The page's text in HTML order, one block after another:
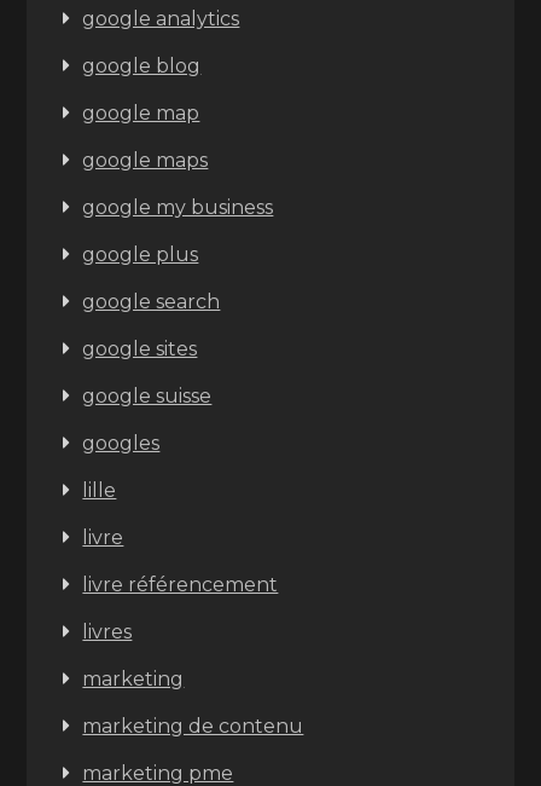
google analytics
google blog
google map
google maps
google my business
google plus
google search
google sites
google suisse
googles
lille
livre
livre référencement
livres
marketing
marketing de contenu
marketing pme